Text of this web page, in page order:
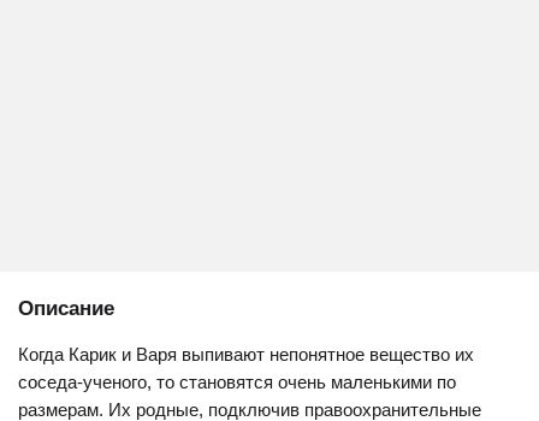
Описание
Когда Карик и Варя выпивают непонятное вещество их
соседа-ученого, то становятся очень маленькими по
размерам. Их родные, подключив правоохранительные